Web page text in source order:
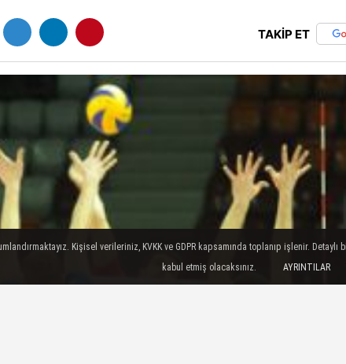
TAKİP ET
Kişisel verileriniz, KVKK ve GDPR kapsamında toplanıp işlenir.
kabul etmiş olacaksınız.
AYRINTILAR